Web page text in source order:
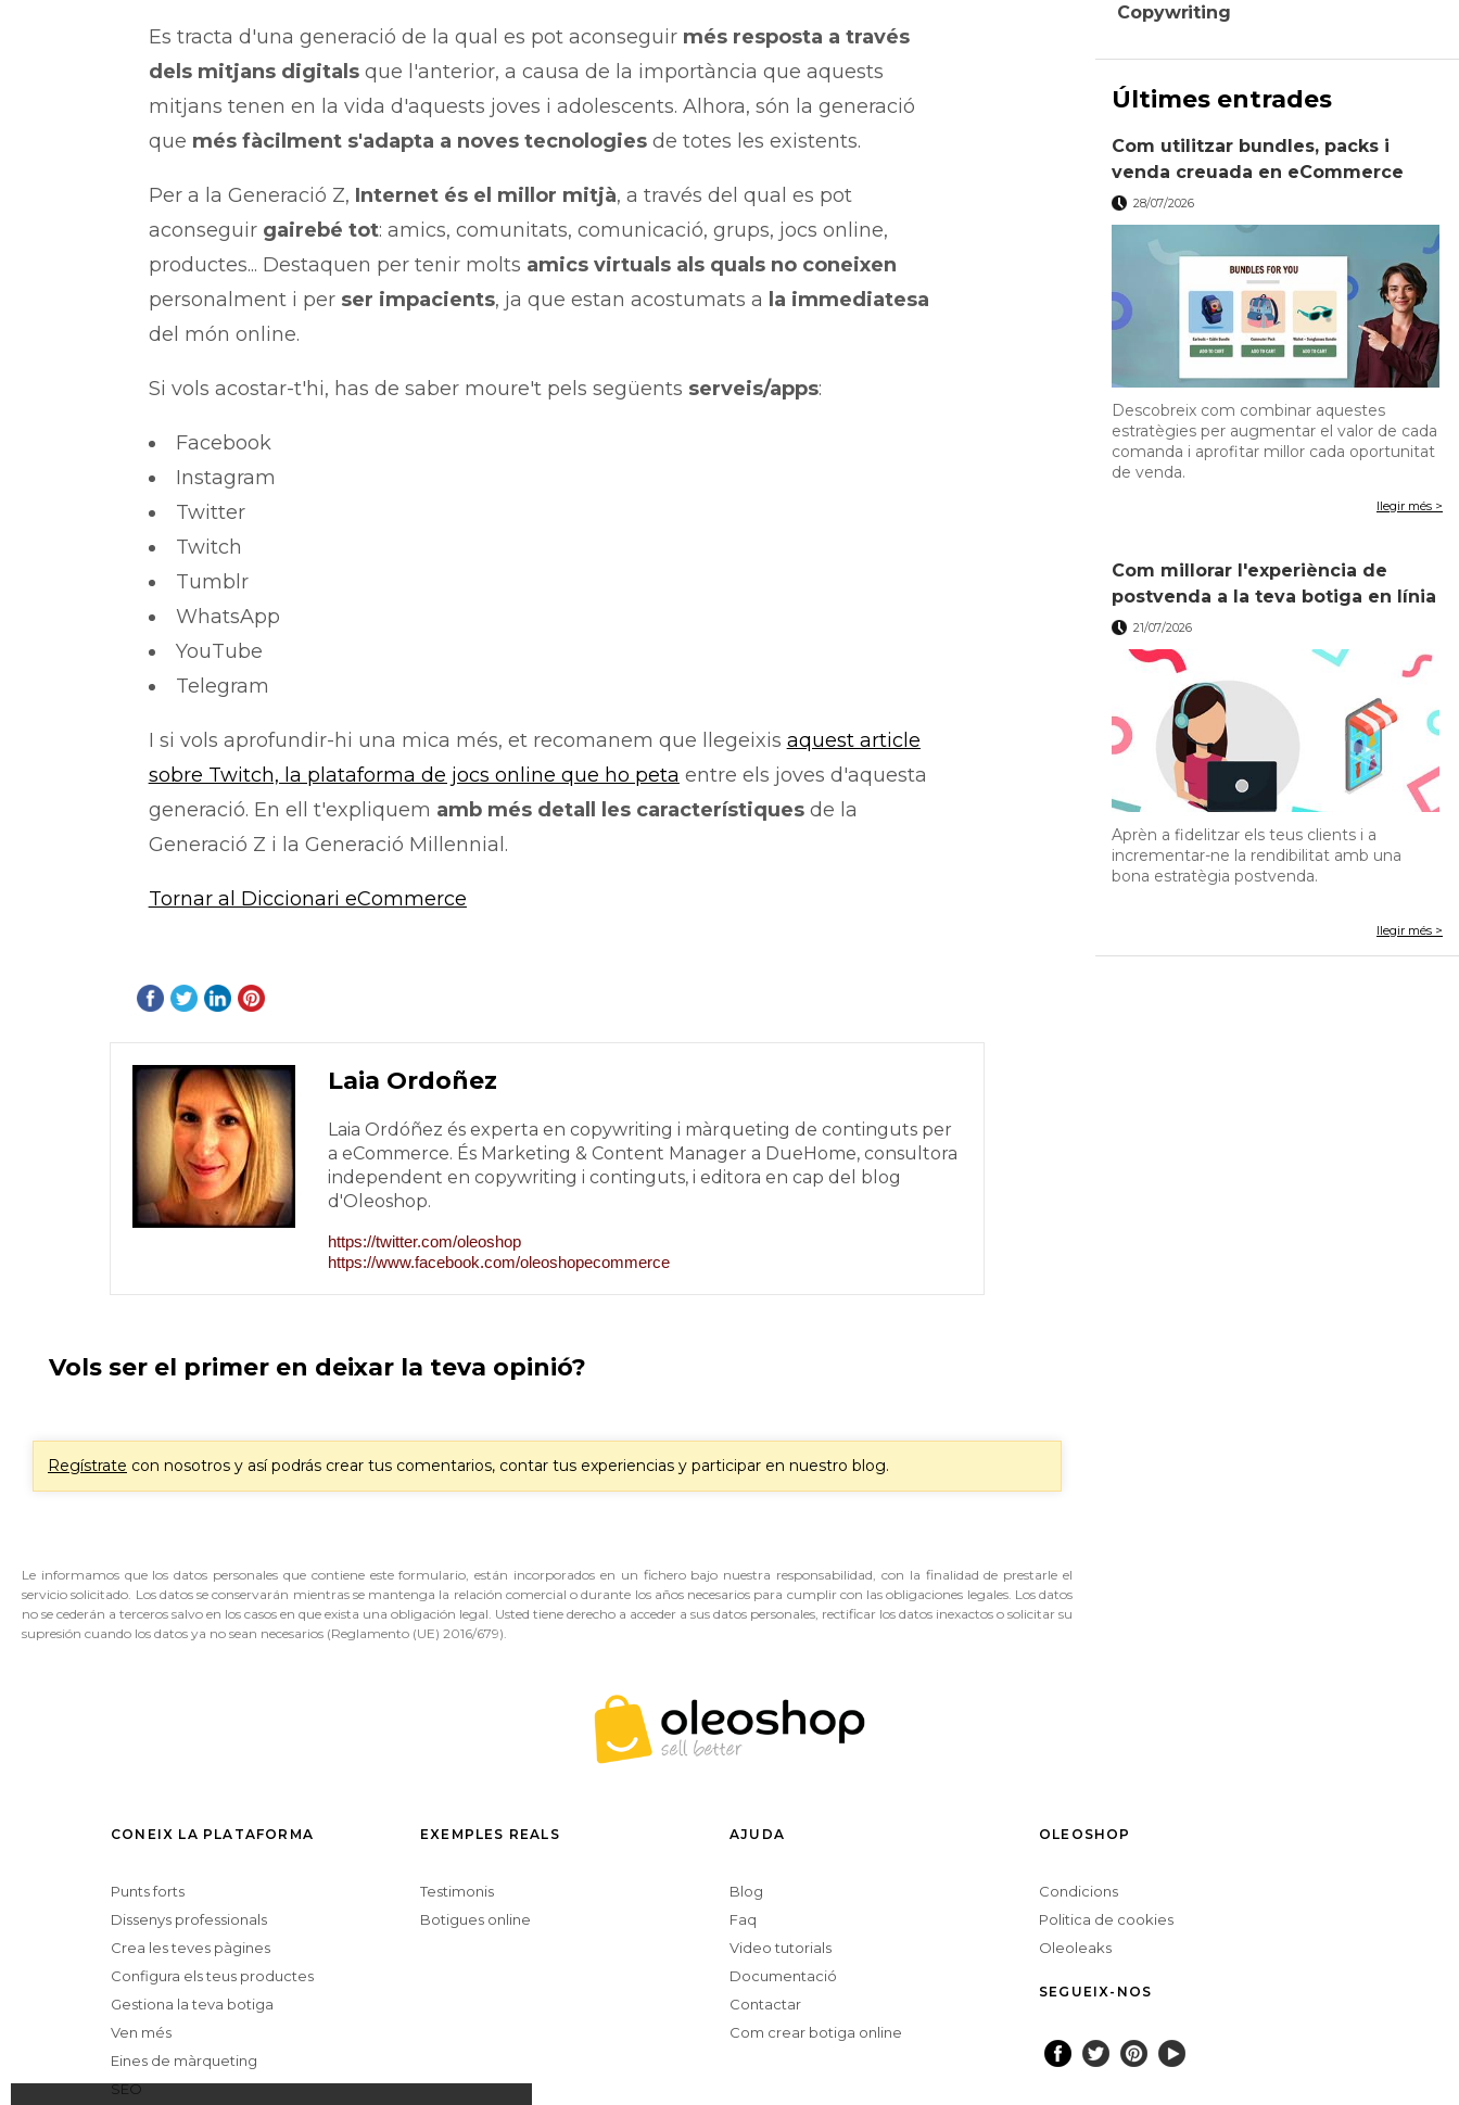
Es tracta d'una generació de la qual es pot aconseguir més resposta a través
dels mitjans digitalsque l'anterior, a causa de la importància que aquests
mitjans tenen en la vida d'aquests joves i adolescents. Alhora, són la generació
que més fàcilment s'adapta a noves tecnologiesde totes les existents.
Per a la Generació Z, Internet és el millor mitjà, a través del qual es pot
aconseguir gairebé tot: amics, comunitats, comunicació, grups, jocs online,
productes... Destaquen per tenir molts amics virtuals als quals no coneixen
personalment i per ser impacients, ja que estan acostumats a la immediatesa
del món online.
Si vols acostar-t'hi, has de saber moure't pels següents serveis/apps:
Facebook
Instagram
Twitter
Twitch
Tumblr
WhatsApp
YouTube
Telegram
I si vols aprofundir-hi una mica més, et recomanem que llegeixis aquest article
sobre Twitch, la plataforma de jocs online que ho peta entre els joves d'aquesta
generació. En ell t'expliquem amb més detall les característiquesde la
Generació Z i la Generació Millennial.
Tornar al Diccionari eCommerce
Laia Ordoñez
Laia Ordóñez és experta en copywriting i màrqueting de continguts per
a eCommerce. És Marketing & Content Manager a DueHome, consultora
independent en copywriting i continguts, i editora en cap del blog
d'Oleoshop.
https://twitter.com/oleoshop
https://www.facebook.com/oleoshopecommerce
Vols ser el primer en deixar la teva opinió?
Regístrate con nosotros y así podrás crear tus comentarios, contar tus experiencias y participar en nuestro blog.
Le informamos que los datos personales que contiene este formulario, están incorporados en un fichero bajo nuestra responsabilidad, con la finalidad de prestarle el
servicio solicitado. Los datos se conservarán mientras se mantenga la relación comercial o durante los años necesarios para cumplir con las obligaciones legales. Los datos
no se cederán a terceros salvo en los casos en que exista una obligación legal. Usted tiene derecho a acceder a sus datos personales, rectificar los datos inexactos o solicitar su
supresión cuando los datos ya no sean necesarios (Reglamento (UE) 2016/679).
Copywriting
Últimes entrades
Com utilitzar bundles, packs i
venda creuada en eCommerce
28/07/2026
Descobreix com combinar aquestes
estratègies per augmentar el valor de cada
comanda i aprofitar millor cada oportunitat
de venda.
llegir més >
Com millorar l'experiència de
postvenda a la teva botiga en línia
21/07/2026
Aprèn a fidelitzar els teus clients i a
incrementar-ne la rendibilitat amb una
bona estratègia postvenda.
llegir més >
CONEIX LA PLATAFORMA
Punts forts
Dissenys professionals
Crea les teves pàgines
Configura els teus productes
Gestiona la teva botiga
Ven més
Eines de màrqueting
SEO
EXEMPLES REALS
Testimonis
Botigues online
AJUDA
Blog
Faq
Video tutorials
Documentació
Contactar
Com crear botiga online
OLEOSHOP
Condicions
Politica de cookies
Oleoleaks
SEGUEIX-NOS